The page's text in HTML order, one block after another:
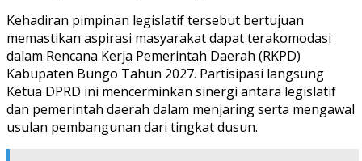
Kehadiran pimpinan legislatif tersebut bertujuan
memastikan aspirasi masyarakat dapat terakomodasi
dalam Rencana Kerja Pemerintah Daerah (RKPD)
Kabupaten Bungo Tahun 2027. Partisipasi langsung
Ketua DPRD ini mencerminkan sinergi antara legislatif
dan pemerintah daerah dalam menjaring serta mengawal
usulan pembangunan dari tingkat dusun.